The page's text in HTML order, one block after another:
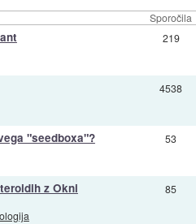
Sporočila
219
4538
"seedboxa"? 53
z Okni 85